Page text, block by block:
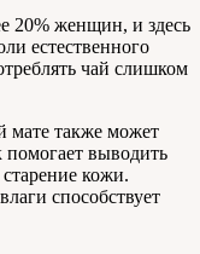
20% женщин, и здесь
естественного
чай слишком
мате также может
помогает выводить
кожи.
способствует